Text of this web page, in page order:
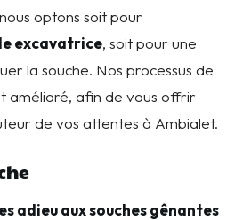
optons soit pour
excavatrice, soit pour une
la souche. Nos processus de
amélioré, afin de vous offrir
de vos attentes à Ambialet.
adieu aux souches gênantes